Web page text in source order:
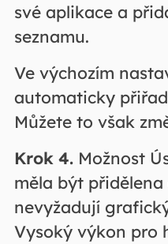
své aplikace a
seznamu.
Ve výchozím
automaticky
Můžete to však
Krok 4.Možnost
měla být
nevyžadují
Vysoký výkon pro